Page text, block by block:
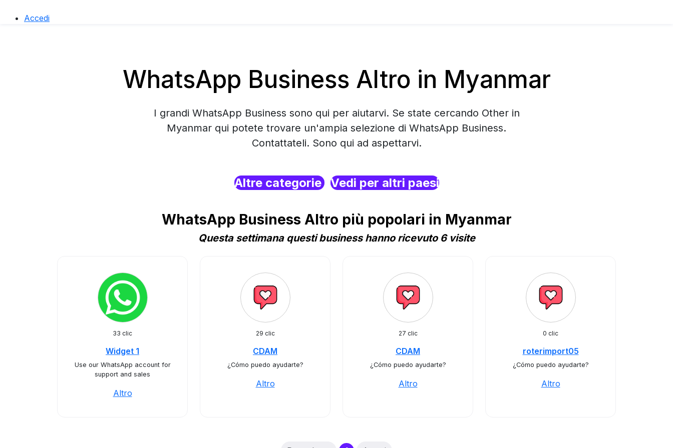
Accedi
WhatsApp Business Altro in Myanmar
I grandi WhatsApp Business sono qui per aiutarvi. Se state cercando Other in
Myanmar qui potete trovare un'ampia selezione di WhatsApp Business.
Contattateli. Sono qui ad aspettarvi.
Altre categorie Vedi per altri paesi
WhatsApp Business Altro più popolari in Myanmar
Questa settimana questi business hanno ricevuto 6 visite
33 clic
Widget 1
Use our WhatsApp account for
support and sales
Altro
29 clic
CDAM
¿Cómo puedo ayudarte?
Altro
27 clic
CDAM
¿Cómo puedo ayudarte?
Altro
0 clic
roterimport05
¿Cómo puedo ayudarte?
Altro